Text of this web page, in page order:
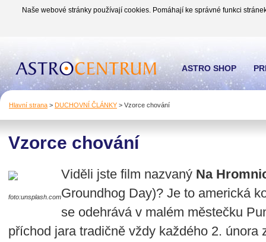
Naše webové stránky používají cookies. Pomáhají ke správné funkci
Hlavní strana > DUCHOVNÍ ČLÁNKY > Vzorce chování
Vzorce chování
foto:unsplash.com
Viděli jste film nazvaný Na
Groundhog Day)? Je to americká
se odehrává v malém městečku
příchod jara tradičně vždy každého 2.
ASTRO SHOP